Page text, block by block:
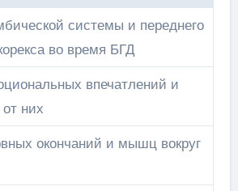
системы и переднего
во время БГД
впечатлений и
них
окончаний и мышц вокруг